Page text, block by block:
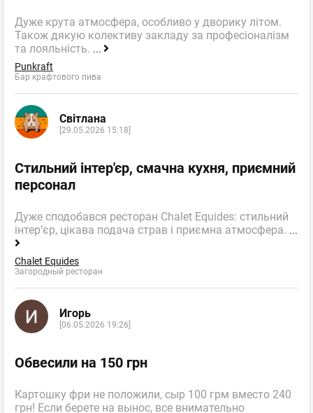
Дуже крута атмосфера, особливо у дворику літом.
Також дякую колективу закладу за професіоналізм
та лояльність. ...
Punkraft
Бар крафтового пива
Світлана
[29.05.2026 15:18]
Стильний інтер'єр, смачна кухня, приємний
персонал
Дуже сподобався ресторан Chalet Equides: стильний
інтер’єр, цікава подача страв і приємна атмосфера. ...
Chalet Equides
Загородный ресторан
Игорь
[06.05.2026 19:26]
Обвесили на 150 грн
Картошку фри не положили, сыр 100 грм вместо 240
грн! Если берете на вынос, все внимательно